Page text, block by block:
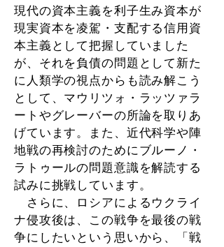
現代の資本主義を利子生み資本が
現実資本を凌駕・支配する信用資
本主義として把握していました
が、それを負債の問題として新た
に人類学の視点からも読み解こう
として、マウリツォ・ラッツァラ
ートやグレーバーの所論を取りあ
げています。また、近代科学や陣
地戦の再検討のためにブルーノ・
ラトゥールの問題意識を解読する
試みに挑戦しています。
さらに、ロシアによるウクライ
ナ侵攻後は、この戦争を最後の戦
争にしたいという思いから、「戦